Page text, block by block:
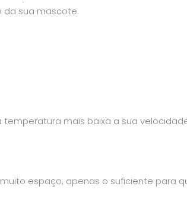
da sua mascote.
temperatura mais baixa a sua
espaço, apenas o suficiente para